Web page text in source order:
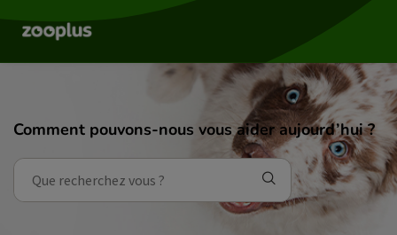
Comment pouvons-nous vous aider aujourd’hui ?